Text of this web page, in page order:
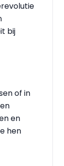
bij
of in
en
hen